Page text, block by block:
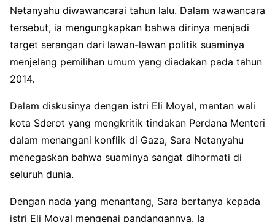
Netanyahu diwawancarai tahun lalu. Dalam wawancara
tersebut, ia mengungkapkan bahwa dirinya menjadi
target serangan dari lawan-lawan politik suaminya
menjelang pemilihan umum yang diadakan pada tahun
2014.
Dalam diskusinya dengan istri Eli Moyal, mantan wali
kota Sderot yang mengkritik tindakan Perdana Menteri
dalam menangani konflik di Gaza, Sara Netanyahu
menegaskan bahwa suaminya sangat dihormati di
seluruh dunia.
Dengan nada yang menantang, Sara bertanya kepada
istri Eli Moyal mengenai pandangannya. Ia